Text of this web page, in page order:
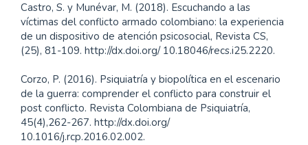
Castro, S. y Munévar, M. (2018). Escuchando a las
víctimas del conflicto armado colombiano: la experiencia
de un dispositivo de atención psicosocial, Revista CS,
(25), 81-109. http://dx.doi.org/ 10.18046/recs.i25.2220.
Corzo, P. (2016). Psiquiatría y biopolítica en el escenario
de la guerra: comprender el conflicto para construir el
post conflicto. Revista Colombiana de Psiquiatría,
45(4),262-267. http://dx.doi.org/
10.1016/j.rcp.2016.02.002.